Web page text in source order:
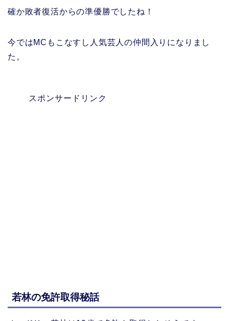
確か敗者復活からの準優勝でしたね！
今ではMCもこなすし人気芸人の仲間入りになりまし
た。
スポンサードリンク
若林の免許取得秘話